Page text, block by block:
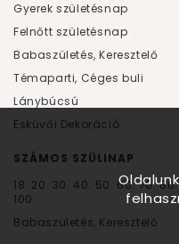
Gyerek születésnap
Felnőtt születésnap
Babaszületés, Keresztelő
Témaparti, Céges buli
Lánybúcsú
Esküvői Dekoráció
SZÁMOS SZÜLINAP
18. 20. 30. 40. 50. 60.70.80.
100.
Babaszületés, Keresztelő